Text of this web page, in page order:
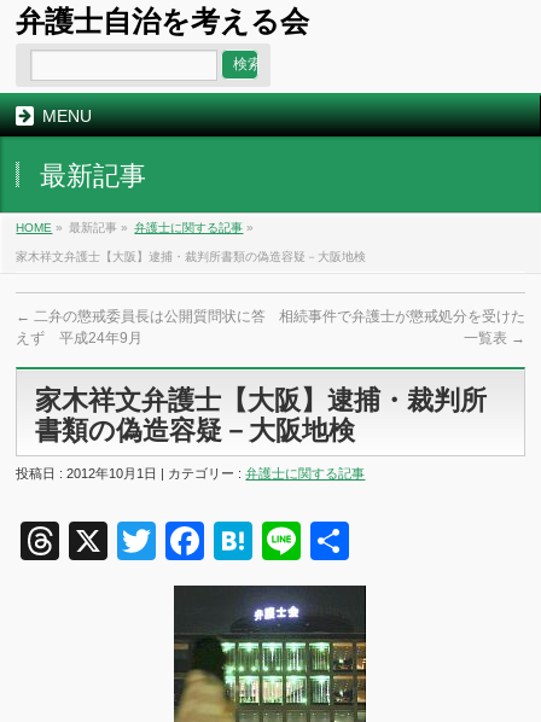
弁護士自治を考える会
MENU
最新記事
HOME » 最新記事 » 弁護士に関する記事 »
家木祥文弁護士【大阪】逮捕・裁判所書類の偽造容疑－大阪地検
← 二弁の懲戒委員長は公開質問状に答
えず 平成24年9月
相続事件で弁護士が懲戒処分を受けた
一覧表 →
家木祥文弁護士【大阪】逮捕・裁判所
書類の偽造容疑－大阪地検
投稿日 : 2012年10月1日 | カテゴリー :弁護士に関する記事
Threads
X TwitterFacebook
Hatena
Line
有